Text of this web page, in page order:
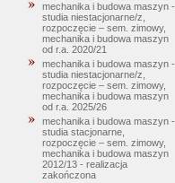
mechanika i budowa maszyn -
studia niestacjonarne/z,
rozpoczęcie – sem. zimowy,
mechanika i budowa maszyn
od r.a. 2020/21
mechanika i budowa maszyn -
studia niestacjonarne/z,
rozpoczęcie – sem. zimowy,
mechanika i budowa maszyn
od r.a. 2025/26
mechanika i budowa maszyn -
studia stacjonarne,
rozpoczęcie – sem. zimowy,
mechanika i budowa maszyn
2012/13 - realizacja
zakończona